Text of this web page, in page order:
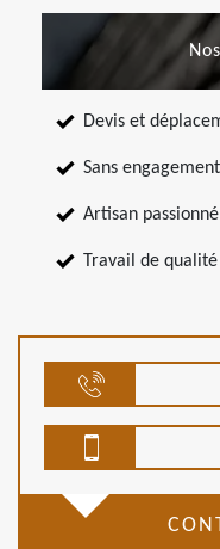
Devis et
Sans engagement
Artisan passionné
Travail de qualité